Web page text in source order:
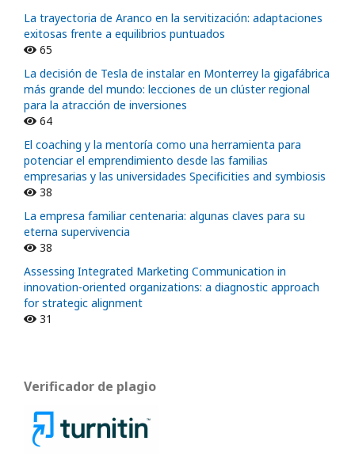
La trayectoria de Aranco en la servitización: adaptaciones
exitosas frente a equilibrios puntuados
65
La decisión de Tesla de instalar en Monterrey la gigafábrica
más grande del mundo: lecciones de un clúster regional
para la atracción de inversiones
64
El coaching y la mentoría como una herramienta para
potenciar el emprendimiento desde las familias
empresarias y las universidades Specificities and symbiosis
38
La empresa familiar centenaria: algunas claves para su
eterna supervivencia
38
Assessing Integrated Marketing Communication in
innovation-oriented organizations: a diagnostic approach
for strategic alignment
31
Verificador de plagio